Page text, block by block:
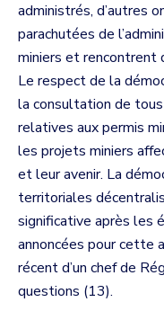
administrés, d’autres
parachutées de
miniers et rencontrent
Le respect de la
la consultation de
relatives aux permis
les projets miniers
et leur avenir. La
territoriales
significative après les
annoncées pour cette
récent d’un chef de
questions (13).